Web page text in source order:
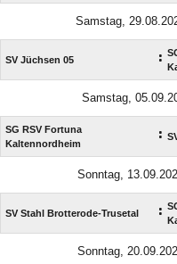
Samstag,
SV Jüchsen 05 :
Samstag,
SG RSV Fortuna
Kaltennordheim
:
Sonntag,
SV Stahl Brotterode-Trusetal :
Sonntag,